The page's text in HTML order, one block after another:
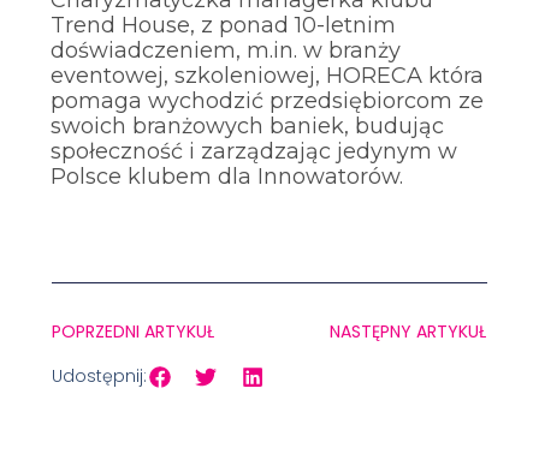
Trend House, z ponad 10-letnim
doświadczeniem, m.in. w branży
eventowej, szkoleniowej, HORECA która
pomaga wychodzić przedsiębiorcom ze
swoich branżowych baniek, budując
społeczność i zarządzając jedynym w
Polsce klubem dla Innowatorów.
POPRZEDNI ARTYKUŁ
NASTĘPNY ARTYKUŁ
Udostępnij: